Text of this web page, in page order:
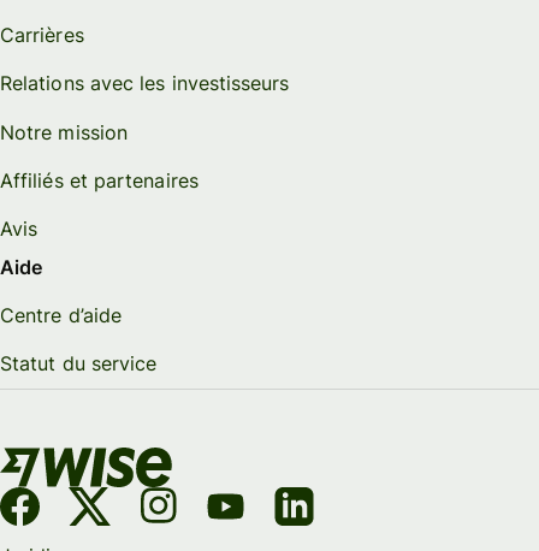
Carrières
Relations avec les investisseurs
Notre mission
Affiliés et partenaires
Avis
Aide
Centre d’aide
Statut du service